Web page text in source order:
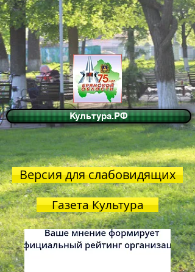
Культура.РФ
Версия для слабовидящих
Газета Культура